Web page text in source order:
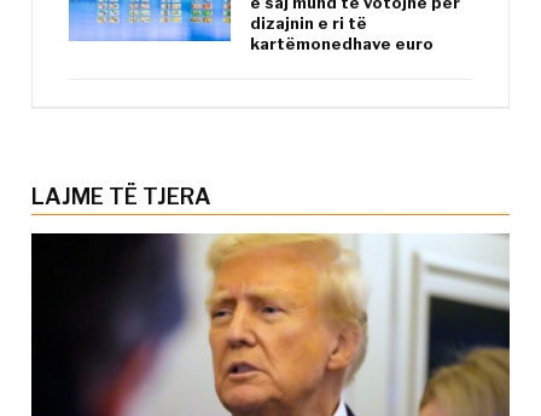
dizajnin e ri të
kartëmonedhave euro
LAJME TË TJERA